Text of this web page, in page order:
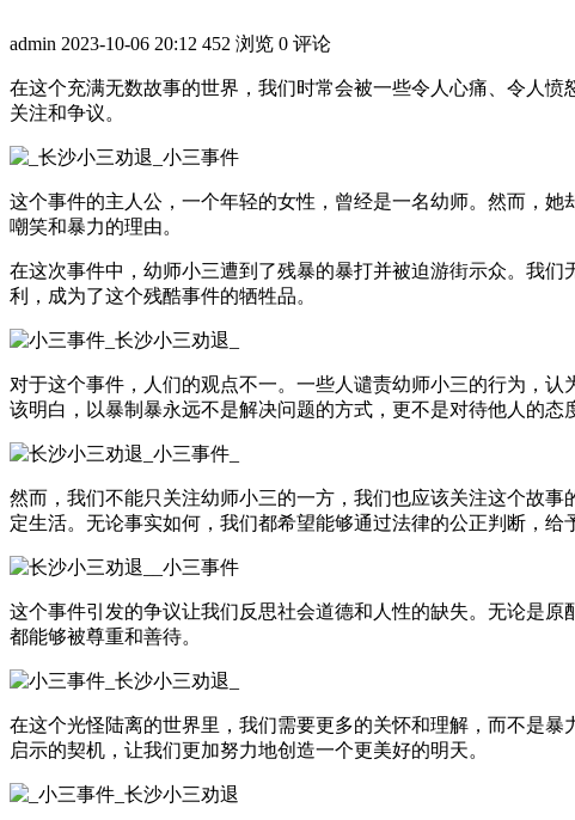
admin 2023-10-06 20:12 452 浏览 0 评论
在这个充满无数故事的世界，我们时常会被一些令人心痛、令人
关注和争议。
这个事件的主人公，一个年轻的女性，曾经是一名幼师。然而，
嘲笑和暴力的理由。
在这次事件中，幼师小三遭到了残暴的暴打并被迫游街示众。我
利，成为了这个残酷事件的牺牲品。
对于这个事件，人们的观点不一。一些人谴责幼师小三的行为，
该明白，以暴制暴永远不是解决问题的方式，更不是对待他人的态
然而，我们不能只关注幼师小三的一方，我们也应该关注这个故
定生活。无论事实如何，我们都希望能够通过法律的公正判断，给
这个事件引发的争议让我们反思社会道德和人性的缺失。无论是
都能够被尊重和善待。
在这个光怪陆离的世界里，我们需要更多的关怀和理解，而不是
启示的契机，让我们更加努力地创造一个更美好的明天。